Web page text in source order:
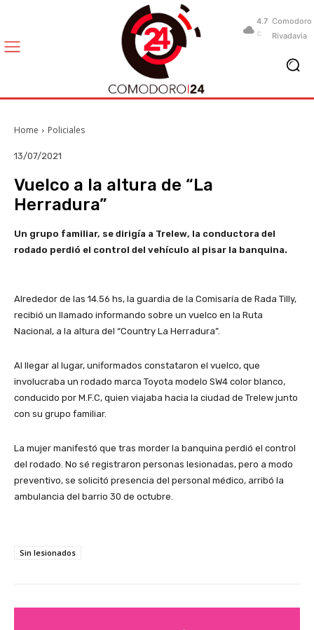
4.7
C
Comodoro
Rivadavia
Home Policiales
13/07/2021
Vuelco a la altura de “La
Herradura”
Un grupo familiar, se dirigía a Trelew, la conductora del
rodado perdió el control del vehículo al pisar la banquina.
Alrededor de las 14.56 hs, la guardia de la Comisaría de Rada Tilly,
recibió un llamado informando sobre un vuelco en la Ruta
Nacional, a la altura del “Country La Herradura”.
Al llegar al lugar, uniformados constataron el vuelco, que
involucraba un rodado marca Toyota modelo SW4 color blanco,
conducido por M.F.C, quien viajaba hacia la ciudad de Trelew junto
con su grupo familiar.
La mujer manifestó que tras morder la banquina perdió el control
del rodado. No sé registraron personas lesionadas, pero a modo
preventivo, se solicitó presencia del personal médico, arribó la
ambulancia del barrio 30 de octubre.
Sin lesionados